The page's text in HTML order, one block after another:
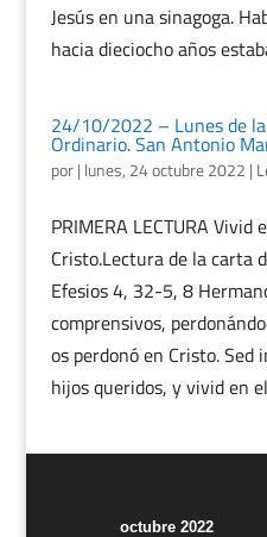
Jesús en una sinagoga.
hacia dieciocho años
24/10/2022 – Lunes de la
Ordinario. San Antonio
por| lunes, 24 octubre 2022 |
PRIMERA LECTURA Vivid
Cristo.Lectura de la carta
Efesios 4, 32-5, 8
comprensivos,
os perdonó en Cristo. Sed
hijos queridos, y vivid en
octubre 2022